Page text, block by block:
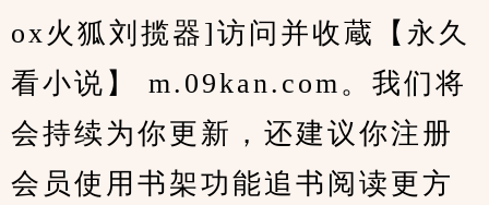
ox火狐刘揽器]访问并收蔵【永久
看小说】 m.09kan.com。我们将
会持续为你更新，还建议你注册
会员使用书架功能追书阅读更方